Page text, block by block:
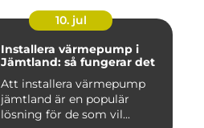
10. jul
Installera värmepump i
Jämtland: så fungerar det
Att installera värmepump
jämtland är en populär
lösning för de som vil...